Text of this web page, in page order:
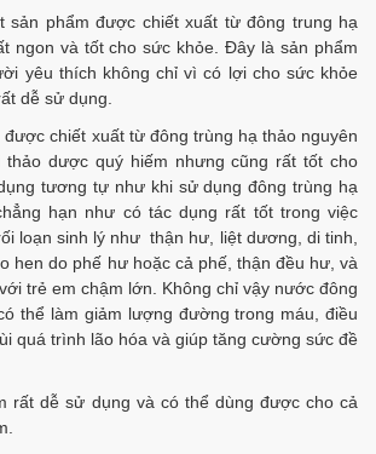
sản phẩm được chiết xuất từ đông trung hạ
ngon và tốt cho sức khỏe. Đây là sản phẩm
yêu thích không chỉ vì có lợi cho sức khỏe
dễ sử dụng.
được chiết xuất từ đông trùng hạ thảo nguyên
thảo dược quý hiếm nhưng cũng rất tốt cho
tương tự như khi sử dụng đông trùng hạ
hạn như có tác dụng rất tốt trong việc
loạn sinh lý như thận hư, liệt dương, di tinh,
hen do phế hư hoặc cả phế, thận đều hư, và
trẻ em chậm lớn. Không chỉ vậy nước đông
thể làm giảm lượng đường trong máu, điều
quá trình lão hóa và giúp tăng cường sức đề
rất dễ sử dụng và có thể dùng được cho cả